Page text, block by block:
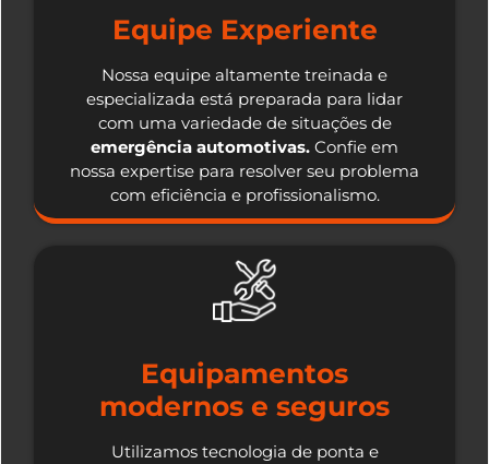
Equipe Experiente
Nossa equipe altamente treinada e
especializada está preparada para lidar
com uma variedade de situações de
emergência automotivas. Confie em
nossa expertise para resolver seu problema
com eficiência e profissionalismo.
Equipamentos
modernos e seguros
Utilizamos tecnologia de ponta e